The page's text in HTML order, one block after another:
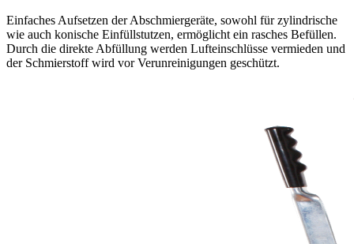
Einfaches Aufsetzen der Abschmiergeräte, sowohl für zylindrische
wie auch konische Einfüllstutzen, ermöglicht ein rasches Befüllen.
Durch die direkte Abfüllung werden Lufteinschlüsse vermieden und
der Schmierstoff wird vor Verunreinigungen geschützt.